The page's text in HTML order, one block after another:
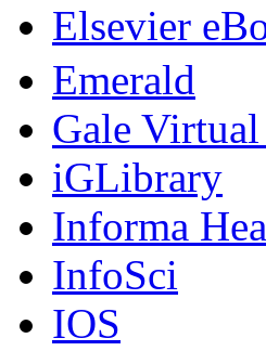
Elsevier
Emerald
Gale
iGLibrary
Informa
InfoSci
IOS